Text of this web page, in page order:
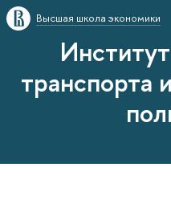
Высшая школа экономики
транспорта